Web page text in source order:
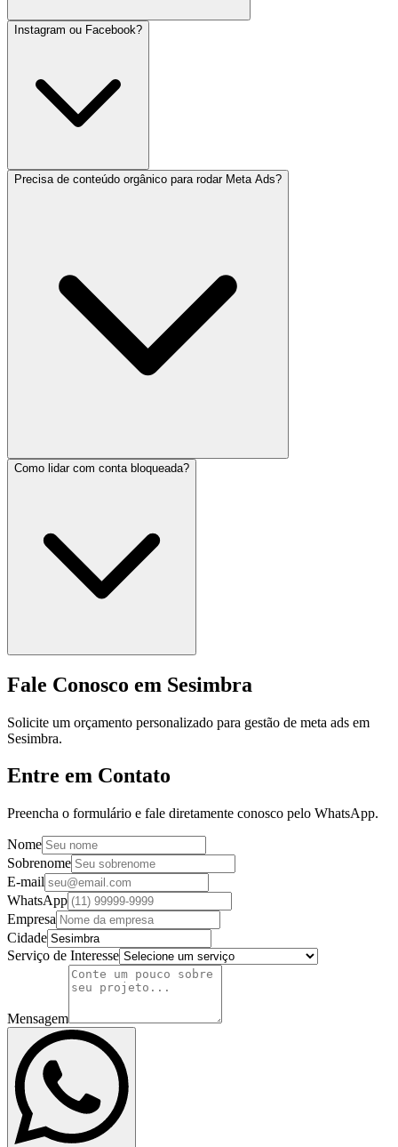
Instagram ou Facebook?
Precisa de conteúdo orgânico para rodar Meta Ads?
Como lidar com conta bloqueada?
Fale Conosco em Sesimbra
Solicite um orçamento personalizado para gestão de meta ads em
Sesimbra.
Entre em Contato
Preencha o formulário e fale diretamente conosco pelo WhatsApp.
Nome
Sobrenome
E-mail
WhatsApp
Empresa
Cidade
Serviço de Interesse
Mensagem